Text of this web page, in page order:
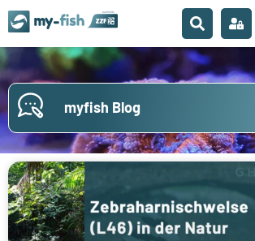
myfish Blog